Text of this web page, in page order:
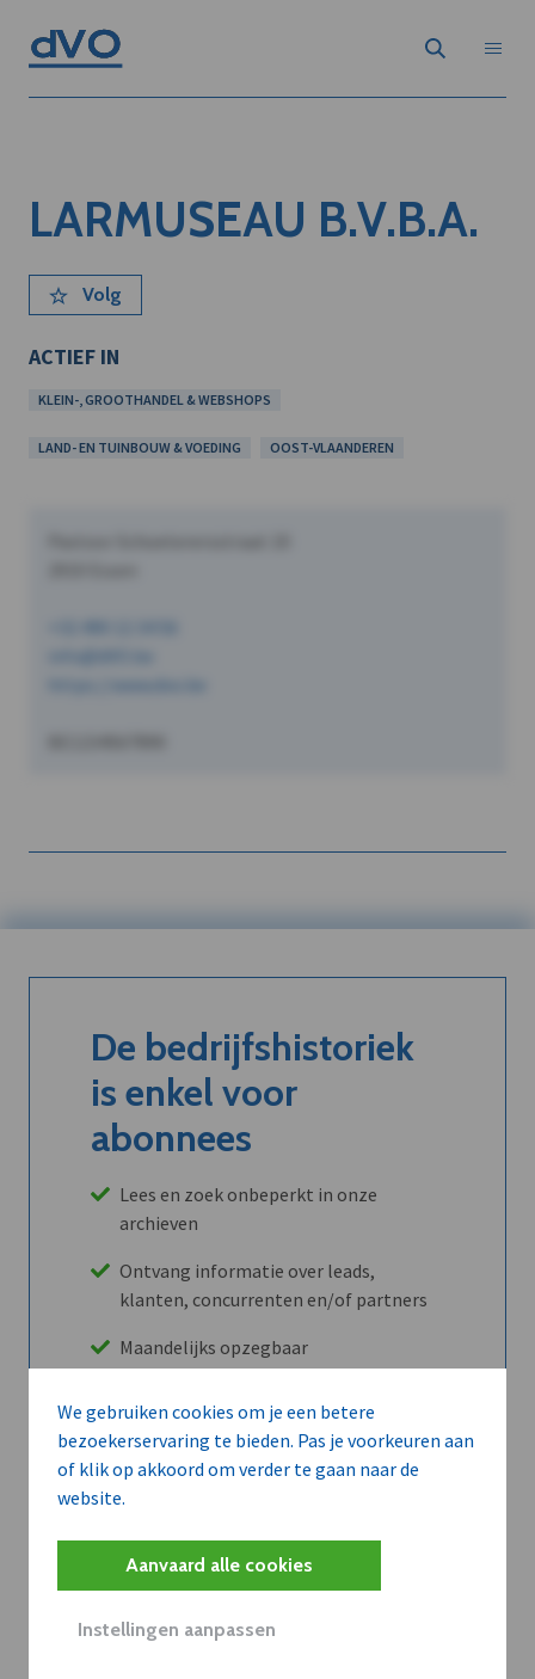
We gebruiken cookies om je een betere
bezoekerservaring te bieden. Pas je voorkeuren aan
of klik op akkoord om verder te gaan naar de
website.
Aanvaard alle cookies
Instellingen aanpassen
LARMUSEAU B.V.B.A.
Volg
ACTIEF IN
KLEIN-, GROOTHANDEL & WEBSHOPS
LAND- EN TUINBOUW & VOEDING OOST-VLAANDEREN
De bedrijfshistoriek
is enkel voor
abonnees
Lees en zoek onbeperkt in onze
archieven
Ontvang informatie over leads,
klanten, concurrenten en/of partners
Maandelijks opzegbaar
Ontdek alle voordelen
Wilt u niet enkel de dVO community